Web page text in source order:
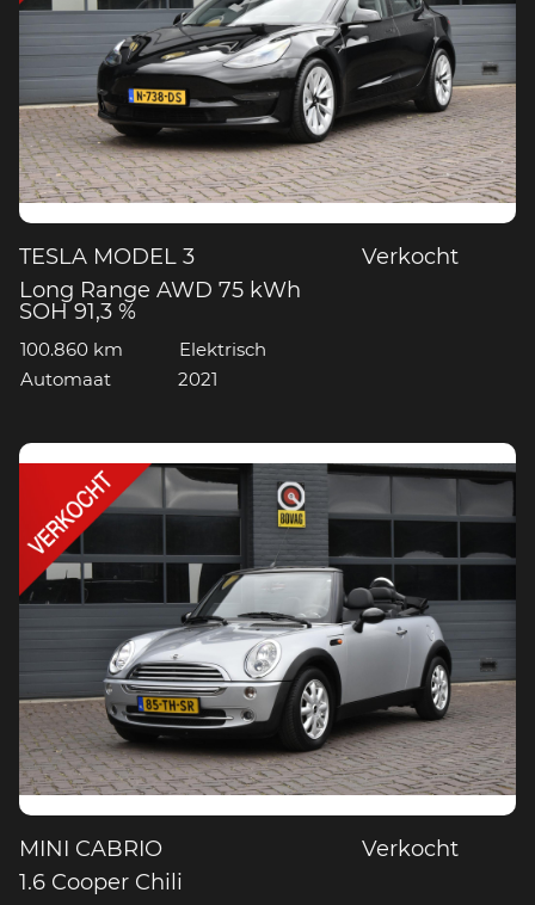
TESLA MODEL 3
Long Range AWD 75 kWh
SOH 91,3 %
Verkocht
100.860 km
Elektrisch
Automaat
2021
MINI CABRIO
1.6 Cooper Chili
Verkocht